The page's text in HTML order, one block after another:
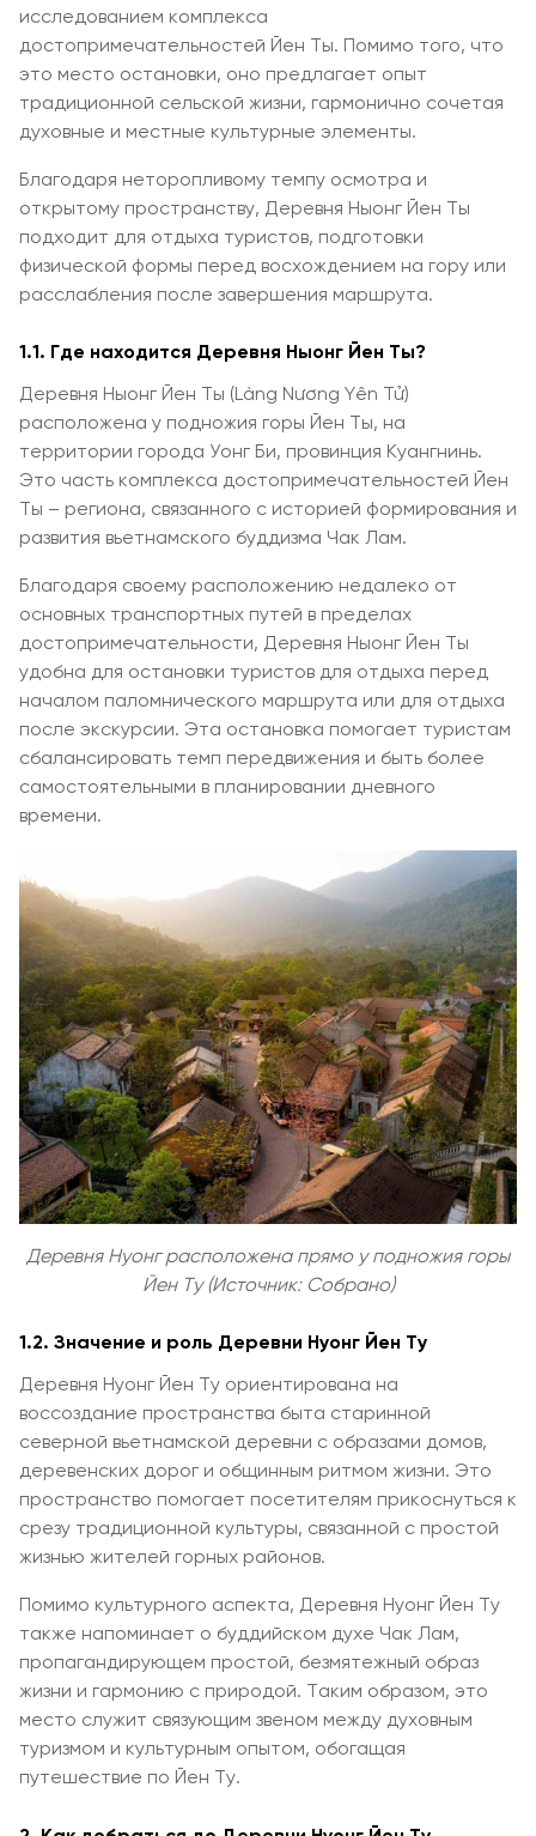
исследованием комплекса
достопримечательностей Йен Ты. Помимо того, что
это место остановки, оно предлагает опыт
традиционной сельской жизни, гармонично сочетая
духовные и местные культурные элементы.
Благодаря неторопливому темпу осмотра и
открытому пространству, Деревня Ныонг Йен Ты
подходит для отдыха туристов, подготовки
физической формы перед восхождением на гору или
расслабления после завершения маршрута.
1.1. Где находится Деревня Ныонг Йен Ты?
Деревня Ныонг Йен Ты (Làng Nương Yên Tử)
расположена у подножия горы Йен Ты, на
территории города Уонг Би, провинция Куангнинь.
Это часть комплекса достопримечательностей Йен
Ты – региона, связанного с историей формирования и
развития вьетнамского буддизма Чак Лам.
Благодаря своему расположению недалеко от
основных транспортных путей в пределах
достопримечательности, Деревня Ныонг Йен Ты
удобна для остановки туристов для отдыха перед
началом паломнического маршрута или для отдыха
после экскурсии. Эта остановка помогает туристам
сбалансировать темп передвижения и быть более
самостоятельными в планировании дневного
времени.
Деревня Нуонг расположена прямо у подножия горы
Йен Ту (Источник: Собрано)
1.2. Значение и роль Деревни Нуонг Йен Ту
Деревня Нуонг Йен Ту ориентирована на
воссоздание пространства быта старинной
северной вьетнамской деревни с образами домов,
деревенских дорог и общинным ритмом жизни. Это
пространство помогает посетителям прикоснуться к
срезу традиционной культуры, связанной с простой
жизнью жителей горных районов.
Помимо культурного аспекта, Деревня Нуонг Йен Ту
также напоминает о буддийском духе Чак Лам,
пропагандирующем простой, безмятежный образ
жизни и гармонию с природой. Таким образом, это
место служит связующим звеном между духовным
туризмом и культурным опытом, обогащая
путешествие по Йен Ту.